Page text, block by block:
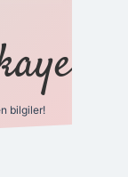
bilgiler!